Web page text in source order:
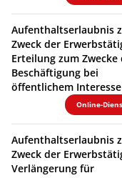
Aufenthaltserlaubnis
Zweck der
Erteilung zum Zwecke
Beschäftigung bei
öffentlichem Interesse
Online-
Aufenthaltserlaubnis
Zweck der
Verlängerung für